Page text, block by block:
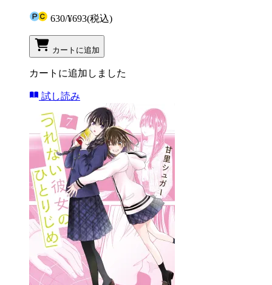
630/¥693(税込)
カートに追加
カートに追加しました
試し読み